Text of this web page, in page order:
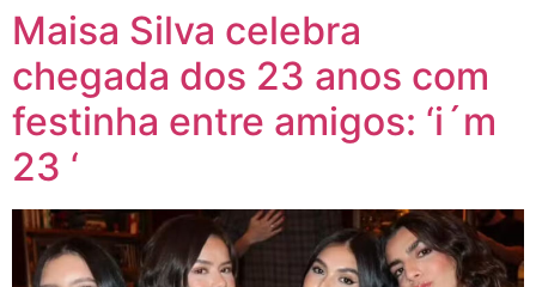
Maisa Silva celebra
chegada dos 23 anos com
festinha entre amigos: ‘i´m
23 ‘